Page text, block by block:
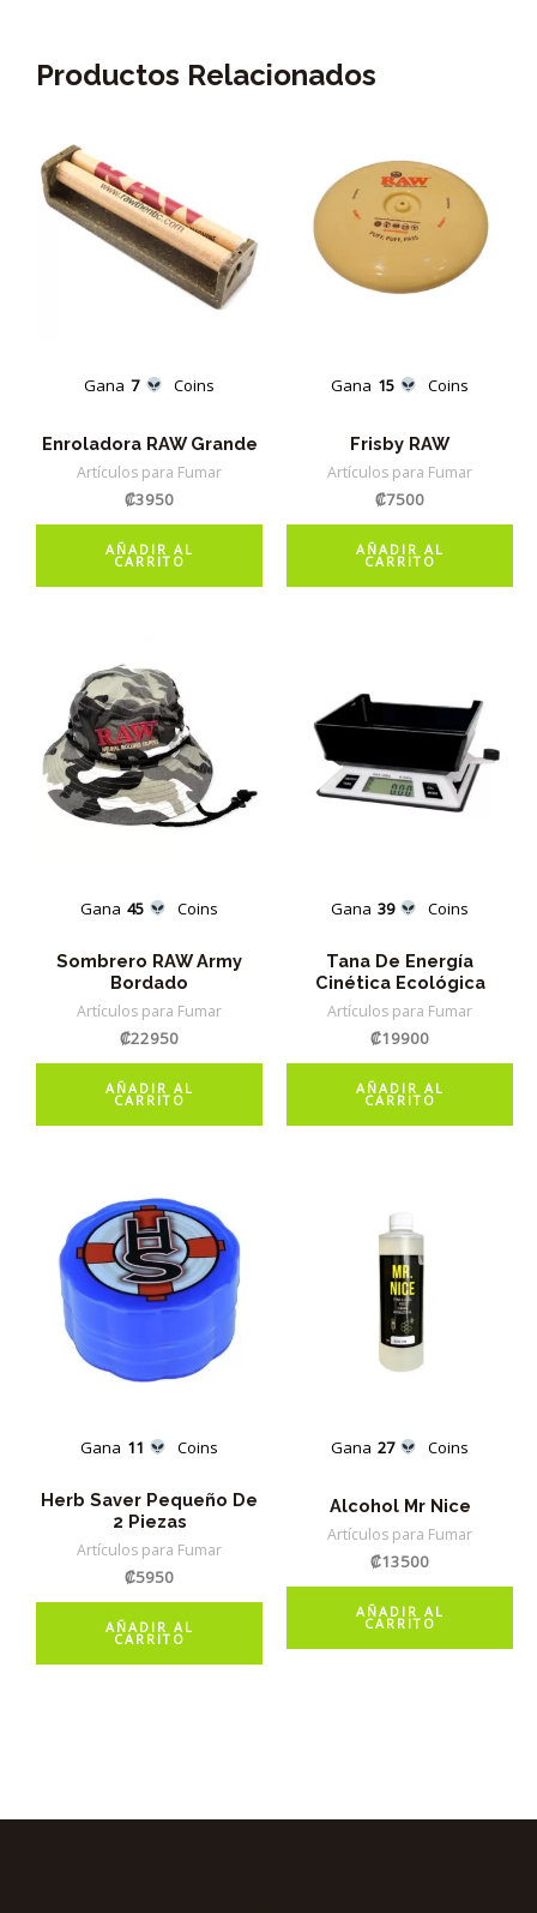
Productos Relacionados
Gana 7 Coins
Enroladora RAW Grande
Artículos para Fumar
₡3950
AÑADIR AL
CARRITO
Gana 15 Coins
Frisby RAW
Artículos para Fumar
₡7500
AÑADIR AL
CARRITO
Gana 45 Coins
Sombrero RAW Army
Bordado
Artículos para Fumar
₡22950
AÑADIR AL
CARRITO
Gana 39 Coins
Tana De Energía
Cinética Ecológica
Artículos para Fumar
₡19900
AÑADIR AL
CARRITO
Gana 11 Coins
Herb Saver Pequeño De
2 Piezas
Artículos para Fumar
₡5950
AÑADIR AL
CARRITO
Gana 27 Coins
Alcohol Mr Nice
Artículos para Fumar
₡13500
AÑADIR AL
CARRITO